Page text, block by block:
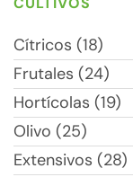
Cítricos (18)
Frutales (24)
Hortícolas (19)
Olivo (25)
Extensivos (28)